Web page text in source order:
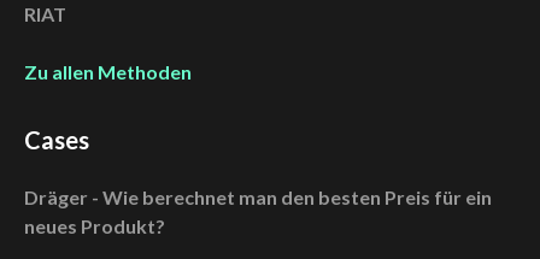
RIAT
Zu allen Methoden
Cases
Dräger - Wie berechnet man den besten Preis für ein
neues Produkt?